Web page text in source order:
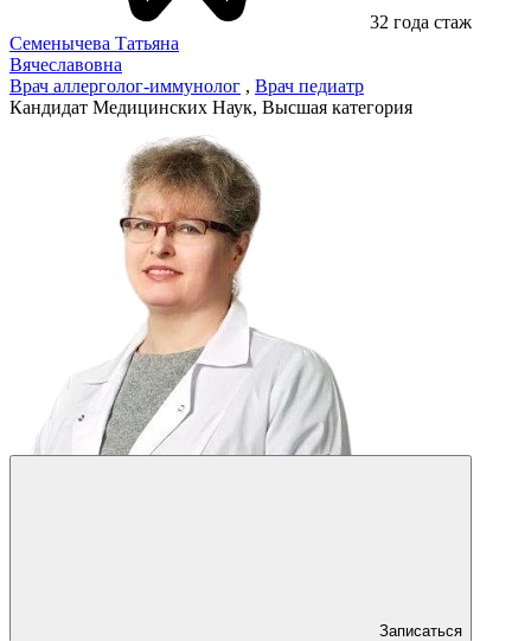
32 года стаж
Семенычева Татьяна
Вячеславовна
Врач аллерголог-иммунолог , Врач педиатр
Кандидат Медицинских Наук, Высшая категория
Записаться